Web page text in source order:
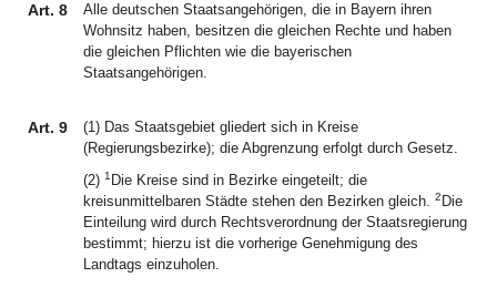
Art. 8
Alle deutschen Staatsangehörigen, die in Bayern ihren
Wohnsitz haben, besitzen die gleichen Rechte und haben
die gleichen Pflichten wie die bayerischen
Staatsangehörigen.
Art. 9
(1) Das Staatsgebiet gliedert sich in Kreise
(Regierungsbezirke); die Abgrenzung erfolgt durch Gesetz.
(2) 1 Die Kreise sind in Bezirke eingeteilt; die
kreisunmittelbaren Städte stehen den Bezirken gleich. 2 Die
Einteilung wird durch Rechtsverordnung der Staatsregierung
bestimmt; hierzu ist die vorherige Genehmigung des
Landtags einzuholen.